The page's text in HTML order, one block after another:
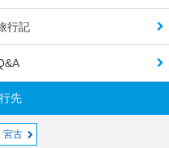
行記
先
宮古